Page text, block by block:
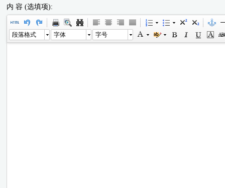
内 容 (选填项):
段落格式 字体 字号